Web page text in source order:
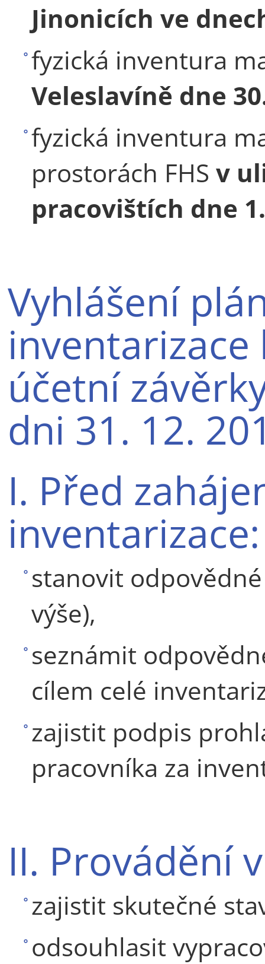
Jinonicích ve
fyzická inventura
Veleslavíně dne
fyzická inventura
prostorách FHS v
pracovištích dne
Vyhlášení
účetní
dni 31. 12.
I. Před
inventarizace:
stanovit
výše),
seznámit
cílem celé
zajistit podpis
pracovníka za
II. Provádění
zajistit skutečné
odsouhlasit